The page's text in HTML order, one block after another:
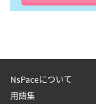
NsPaceについて
用語集